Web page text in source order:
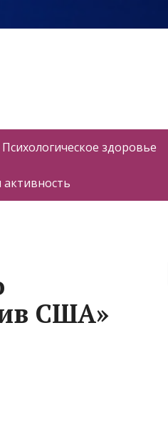
Психологическое здоровье
активность
США»